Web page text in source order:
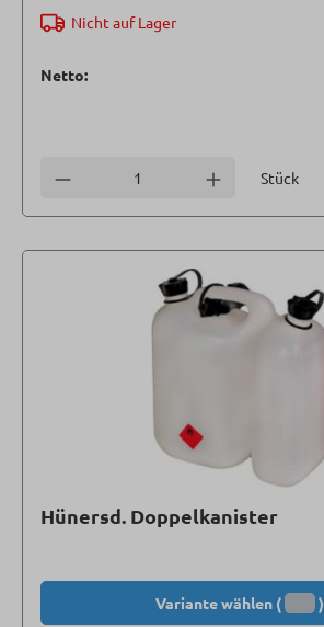
Nicht auf Lager
Netto:
Anzahl verringern Anzahl erhöhen
Hünersd. Doppelkanister
Variante wählen ( )